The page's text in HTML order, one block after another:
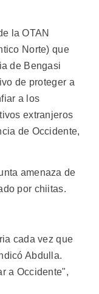
la OTAN
Norte) que
de Bengasi
de proteger a
a los
extranjeros
de Occidente,
amenaza de
por chiitas.
cada vez que
Abdulla.
a Occidente",